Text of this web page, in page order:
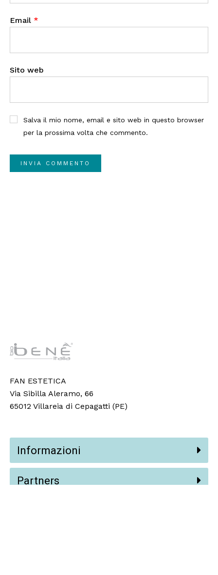
Email *
Sito web
Salva il mio nome, email e sito web in questo browser
per la prossima volta che commento.
FAN ESTETICA
Via Sibilla Aleramo, 66
65012 Villareia di Cepagatti (PE)
Informazioni
Partners